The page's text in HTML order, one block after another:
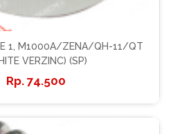
1, M1000A/ZENA/QH-11/QT
VERZINC) (SP)
74.500